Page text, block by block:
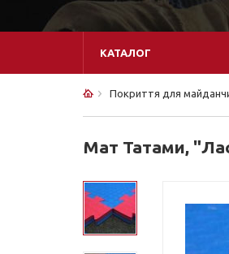
КАТАЛОГ
Покриття для
Мат Татами,